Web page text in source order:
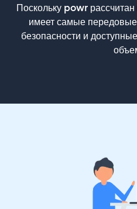
Поскольку powr
имеет самые
безопасности и